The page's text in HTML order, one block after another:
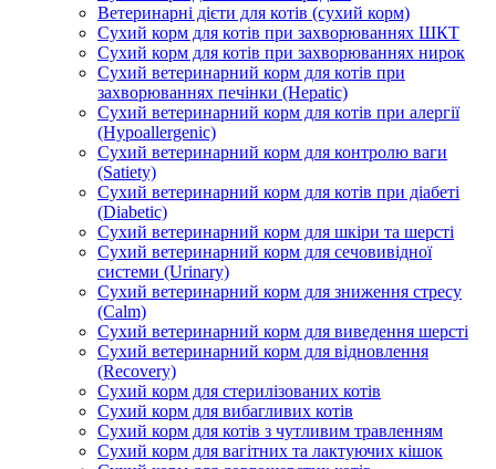
Ветеринарні дієти для котів (сухий корм)
Сухий корм для котів при захворюваннях ШКТ
Сухий корм для котів при захворюваннях нирок
Сухий ветеринарний корм для котів при
захворюваннях печінки (Hepatic)
Сухий ветеринарний корм для котів при алергії
(Hypoallergenic)
Сухий ветеринарний корм для контролю ваги
(Satiety)
Сухий ветеринарний корм для котів при діабеті
(Diabetic)
Сухий ветеринарний корм для шкіри та шерсті
Сухий ветеринарний корм для сечовивідної
системи (Urinary)
Сухий ветеринарний корм для зниження стресу
(Calm)
Сухий ветеринарний корм для виведення шерсті
Сухий ветеринарний корм для відновлення
(Recovery)
Сухий корм для стерилізованих котів
Сухий корм для вибагливих котів
Сухий корм для котів з чутливим травленням
Сухий корм для вагітних та лактуючих кішок